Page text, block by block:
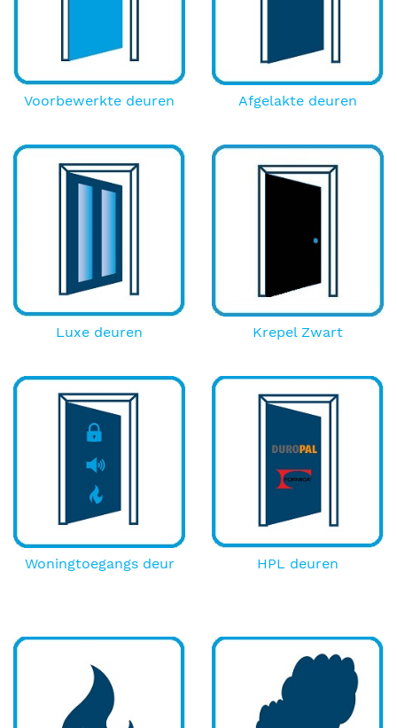
Voorbewerkte deuren Afgelakte deuren
Luxe deuren Krepel Zwart
Woningtoegangs deur HPL deuren